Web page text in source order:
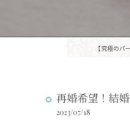
【究極の
再婚希望！結
2023/07/18